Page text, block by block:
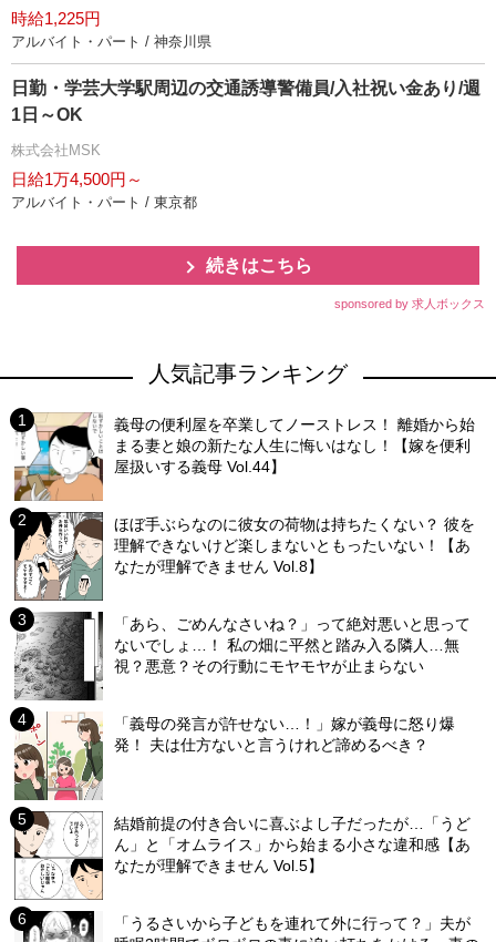
時給1,225円
アルバイト・パート / 神奈川県
日勤・学芸大学駅周辺の交通誘導警備員/入社祝い金あり/週
1日～OK
株式会社MSK
日給1万4,500円～
アルバイト・パート / 東京都
続きはこちら
sponsored by 求人ボックス
人気記事ランキング
義母の便利屋を卒業してノーストレス！ 離婚から始
まる妻と娘の新たな人生に悔いはなし！【嫁を便利
屋扱いする義母 Vol.44】
ほぼ手ぶらなのに彼女の荷物は持ちたくない？ 彼を
理解できないけど楽しまないともったいない！【あ
なたが理解できません Vol.8】
「あら、ごめんなさいね？」って絶対悪いと思って
ないでしょ…！ 私の畑に平然と踏み入る隣人…無
視？悪意？その行動にモヤモヤが止まらない
「義母の発言が許せない…！」嫁が義母に怒り爆
発！ 夫は仕方ないと言うけれど諦めるべき？
結婚前提の付き合いに喜ぶよし子だったが…「うど
ん」と「オムライス」から始まる小さな違和感【あ
なたが理解できません Vol.5】
「うるさいから子どもを連れて外に行って？」夫が